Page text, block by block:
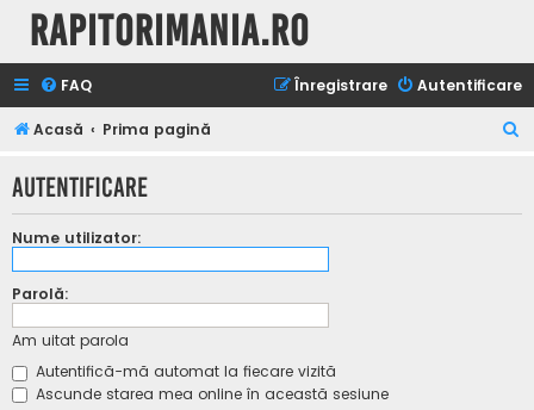
Rapitorimania.ro
FAQ Autentificare
Înregistrare
Acasă Prima pagină
t
Autentificare
Nume utilizator:
Parolă:
Am uitat parola
Autentifică-mă automat la fiecare vizită
Ascunde starea mea online în această sesiune